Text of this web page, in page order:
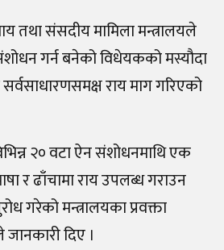
तथा संसदीय मामिला मन्त्रालयले
गर्न बनेको विधेयकको मस्यौदा
राय माग गरिएको
२० वटा ऐन संशोधनमाथि एक
र ढाँचामा राय उपलब्ध गराउन
गरेको मन्त्रालयका प्रवक्ता
दिए ।